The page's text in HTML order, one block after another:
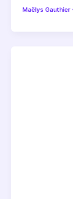
Maëlys Gauthier